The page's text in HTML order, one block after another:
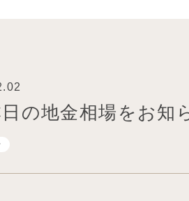
の地金相場をお知